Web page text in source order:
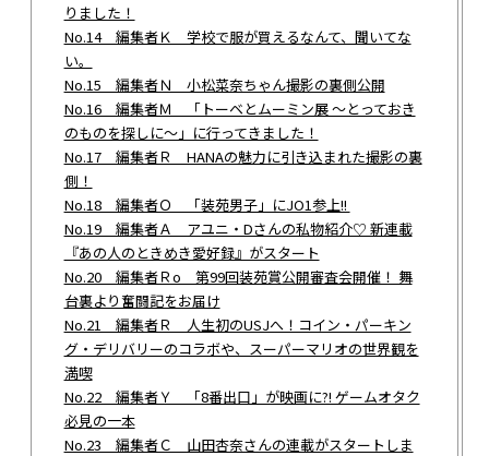
りました！
No.14 編集者Ｋ 学校で服が買えるなんて、聞いてな
い。
No.15 編集者Ｎ 小松菜奈ちゃん撮影の裏側公開
No.16 編集者Ｍ 「トーベとムーミン展 ～とっておき
のものを探しに～」に行ってきました！
No.17 編集者Ｒ HANAの魅力に引き込まれた撮影の裏
側！
No.18 編集者Ｏ 「装苑男子」にJO1参上!!
No.19 編集者Ａ アユニ・Dさんの私物紹介♡ 新連載
『あの人のときめき愛好録』がスタート
No.20 編集者Ｒo 第99回装苑賞公開審査会開催！ 舞
台裏より奮闘記をお届け
No.21 編集者Ｒ 人生初のUSJへ！コイン・パーキン
グ・デリバリーのコラボや、スーパーマリオの世界観を
満喫
No.22 編集者Ｙ 「8番出口」が映画に?! ゲームオタク
必見の一本
No.23 編集者Ｃ 山田杏奈さんの連載がスタートしま